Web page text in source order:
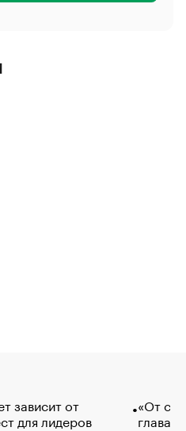
зависит от
для лидеров
«От
глава